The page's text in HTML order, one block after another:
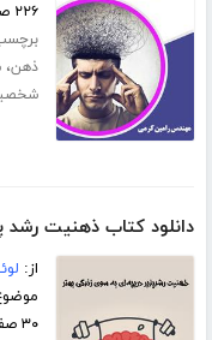
۲۲۶ صفحه
ذهن،
دانلود کتاب ذهنیت رشد
از:
۳۰ صفحه